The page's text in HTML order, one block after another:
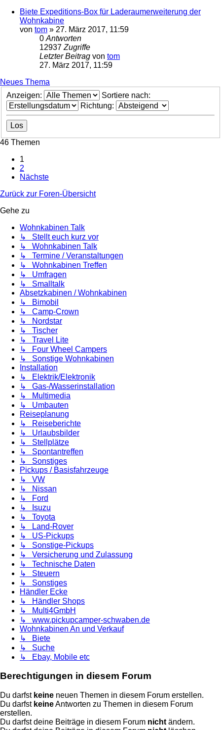
Biete Expeditions-Box für Laderaumerweiterung der
Wohnkabine
von tom » 27. März 2017, 11:59
0 Antworten
12937 Zugriffe
Letzter Beitrag von tom
27. März 2017, 11:59
Neues Thema
Anzeigen:
Sortiere nach:
Richtung:
46 Themen
1
2
Nächste
Zurück zur Foren-Übersicht
Gehe zu
Wohnkabinen Talk
↳ Stellt euch kurz vor
↳ Wohnkabinen Talk
↳ Termine / Veranstaltungen
↳ Wohnkabinen Treffen
↳ Umfragen
↳ Smalltalk
Absetzkabinen / Wohnkabinen
↳ Bimobil
↳ Camp-Crown
↳ Nordstar
↳ Tischer
↳ Travel Lite
↳ Four Wheel Campers
↳ Sonstige Wohnkabinen
Installation
↳ Elektrik/Elektronik
↳ Gas-/Wasserinstallation
↳ Multimedia
↳ Umbauten
Reiseplanung
↳ Reiseberichte
↳ Urlaubsbilder
↳ Stellplätze
↳ Spontantreffen
↳ Sonstiges
Pickups / Basisfahrzeuge
↳ VW
↳ Nissan
↳ Ford
↳ Isuzu
↳ Toyota
↳ Land-Rover
↳ US-Pickups
↳ Sonstige-Pickups
↳ Versicherung und Zulassung
↳ Technische Daten
↳ Steuern
↳ Sonstiges
Händler Ecke
↳ Händler Shops
↳ Multi4GmbH
↳ www.pickupcamper-schwaben.de
Wohnkabinen An und Verkauf
↳ Biete
↳ Suche
↳ Ebay, Mobile etc
Berechtigungen in diesem Forum
Du darfst keine neuen Themen in diesem Forum erstellen.
Du darfst keineAntworten zu Themen in diesem Forum
erstellen.
Du darfst deine Beiträge in diesem Forum nicht ändern.